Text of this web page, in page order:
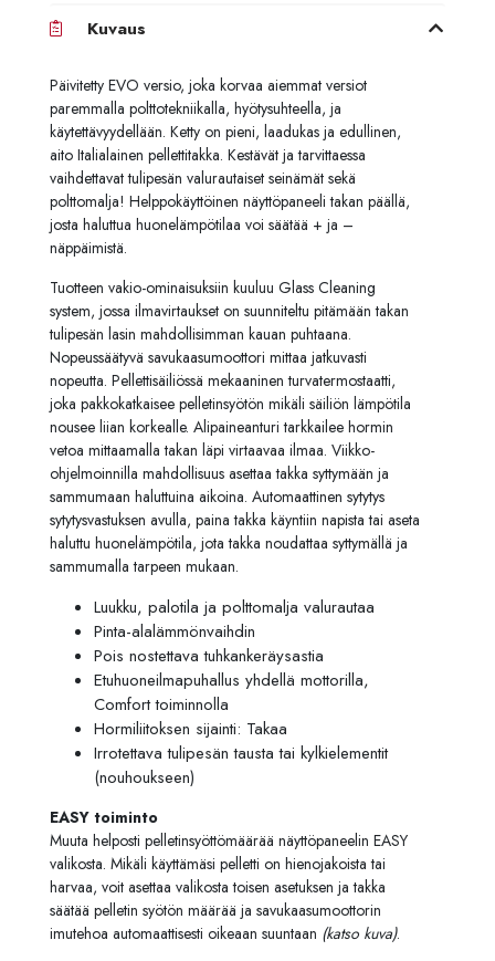
Kuvaus
Päivitetty EVO versio, joka korvaa aiemmat versiot
paremmalla polttotekniikalla, hyötysuhteella, ja
käytettävyydellään. Ketty on pieni, laadukas ja edullinen,
aito Italialainen pellettitakka. Kestävät ja tarvittaessa
vaihdettavat tulipesän valurautaiset seinämät sekä
polttomalja! Helppokäyttöinen näyttöpaneeli takan päällä,
josta haluttua huonelämpötilaa voi säätää + ja –
näppäimistä.
Tuotteen vakio-ominaisuksiin kuuluu Glass Cleaning
system, jossa ilmavirtaukset on suunniteltu pitämään takan
tulipesän lasin mahdollisimman kauan puhtaana.
Nopeussäätyvä savukaasumoottori mittaa jatkuvasti
nopeutta. Pellettisäiliössä mekaaninen turvatermostaatti,
joka pakkokatkaisee pelletinsyötön mikäli säiliön lämpötila
nousee liian korkealle. Alipaineanturi tarkkailee hormin
vetoa mittaamalla takan läpi virtaavaa ilmaa. Viikko-
ohjelmoinnilla mahdollisuus asettaa takka syttymään ja
sammumaan haluttuina aikoina. Automaattinen sytytys
sytytysvastuksen avulla, paina takka käyntiin napista tai aseta
haluttu huonelämpötila, jota takka noudattaa syttymällä ja
sammumalla tarpeen mukaan.
Luukku, palotila ja polttomalja valurautaa
Pinta-alalämmönvaihdin
Pois nostettava tuhkankeräysastia
Etuhuoneilmapuhallus yhdellä mottorilla,
Comfort toiminnolla
Hormiliitoksen sijainti: Takaa
Irrotettava tulipesän tausta tai kylkielementit
(nouhoukseen)
EASY toiminto
Muuta helposti pelletinsyöttömäärää näyttöpaneelin EASY
valikosta. Mikäli käyttämäsi pelletti on hienojakoista tai
harvaa, voit asettaa valikosta toisen asetuksen ja takka
säätää pelletin syötön määrää ja savukaasumoottorin
imutehoa automaattisesti oikeaan suuntaan (katso kuva).